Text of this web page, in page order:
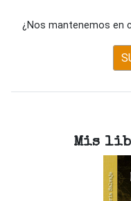
¿Nos mantenemos en
Mis